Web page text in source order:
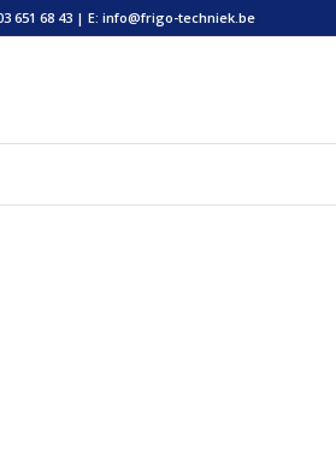
651 68 43 | E: info@frigo-techniek.be